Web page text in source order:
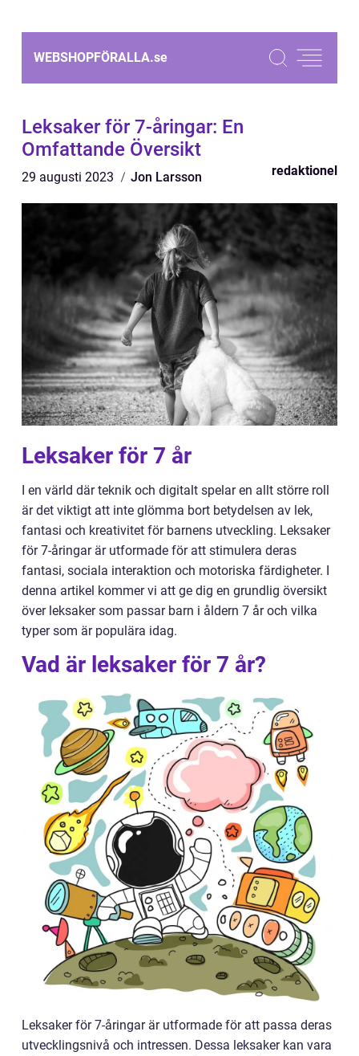
WEBSHOPFÖRALLA.se
Leksaker för 7-åringar: En
Omfattande Översikt
29 augusti 2023 Jon Larsson redaktionel
Leksaker för 7 år
I en värld där teknik och digitalt spelar en allt större roll
är det viktigt att inte glömma bort betydelsen av lek,
fantasi och kreativitet för barnens utveckling. Leksaker
för 7-åringar är utformade för att stimulera deras
fantasi, sociala interaktion och motoriska färdigheter. I
denna artikel kommer vi att ge dig en grundlig översikt
över leksaker som passar barn i åldern 7 år och vilka
typer som är populära idag.
Vad är leksaker för 7 år?
Leksaker för 7-åringar är utformade för att passa deras
utvecklingsnivå och intressen. Dessa leksaker kan vara